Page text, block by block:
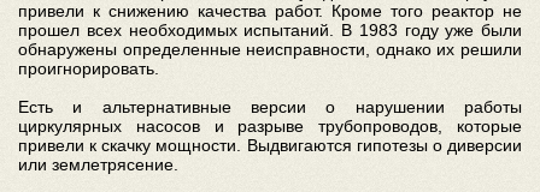
привели к снижению качества работ. Кроме того реактор не
прошел всех необходимых испытаний. В 1983 году уже были
обнаружены определенные неисправности, однако их решили
проигнорировать.
Есть и альтернативные версии о нарушении работы
циркулярных насосов и разрыве трубопроводов, которые
привели к скачку мощности. Выдвигаются гипотезы о диверсии
или землетрясение.